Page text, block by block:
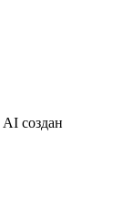
создан